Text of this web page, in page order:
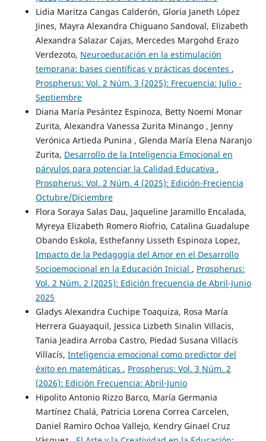
Lidia Maritza Cangas Calderón, Gloria Janeth López
Jines, Mayra Alexandra Chiguano Sandoval, Elizabeth
Alexandra Salazar Cajas, Mercedes Margohd Erazo
Verdezoto, Neuroeducación en la estimulación
temprana: bases científicas y prácticas docentes ,
Prospherus: Vol. 2 Núm. 3 (2025): Frecuencia: Julio -
Septiembre
Diana María Pesántez Espinoza, Betty Noemi Monar
Zurita, Alexandra Vanessa Zurita Minango , Jenny
Verónica Artieda Punina , Glenda María Elena Naranjo
Zurita, Desarrollo de la Inteligencia Emocional en
párvulos para potenciar la Calidad Educativa ,
Prospherus: Vol. 2 Núm. 4 (2025): Edición-Freciencia
Octubre/Diciembre
Flora Soraya Salas Dau, Jaqueline Jaramillo Encalada,
Myreya Elizabeth Romero Riofrio, Catalina Guadalupe
Obando Eskola, Esthefanny Lisseth Espinoza Lopez,
Impacto de la Pedagogía del Amor en el Desarrollo
Socioemocional en la Educación Inicial , Prospherus:
Vol. 2 Núm. 2 (2025): Edición frecuencia de Abril-Junio
2025
Gladys Alexandra Cuchipe Toaquiza, Rosa María
Herrera Guayaquil, Jessica Lizbeth Sinalin Villacis,
Tania Jeadira Arroba Castro, Piedad Susana Villacís
Villacís, Inteligencia emocional como predictor del
éxito en matemáticas , Prospherus: Vol. 3 Núm. 2
(2026): Edición Frecuencia: Abril-Junio
Hipolito Antonio Rizzo Barco, María Germania
Martínez Chalá, Patricia Lorena Correa Carcelen,
Daniel Ramiro Ochoa Vallejo, Kendry Ginael Cruz